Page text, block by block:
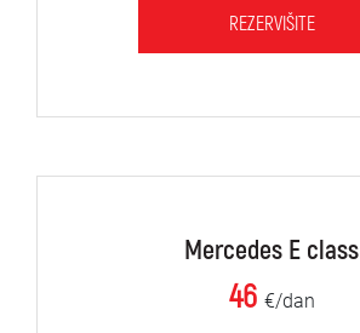
REZERVIŠITE
Mercedes E class
46 €/dan